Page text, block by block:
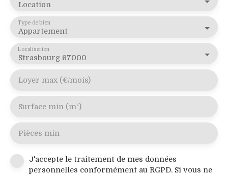
Location
Appartement
Type de bien
Strasbourg 67000
Localisation
Loyer max (€/mois)
Surface min (m²)
Pièces min
J'accepte le traitement de mes données
personnelles conformément au RGPD. Si vous ne